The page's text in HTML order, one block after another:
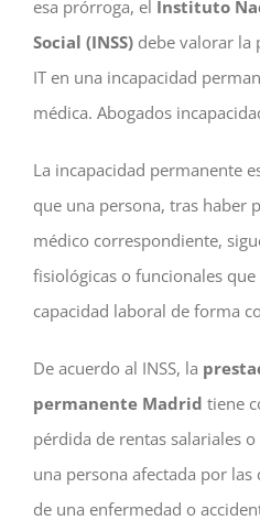
esa prórroga, el Instituto
Social (INSS)debe valorar la
IT en una incapacidad
médica. Abogados
La incapacidad permanente
que una persona, tras haber
médico correspondiente,
fisiológicas o funcionales
capacidad laboral de forma
De acuerdo al INSS, la
permanenteMadrid tiene
pérdida de rentas salariales
una persona afectada por las
de una enfermedad o